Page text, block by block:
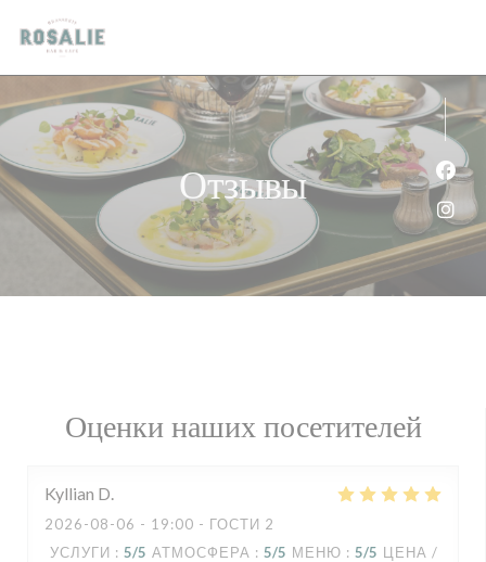
Панель управления cookies
Отзывы
Оценки наших посетителей
Kyllian D
2026-08-06 - 19:00 - ГОСТИ 2
УСЛУГИ : 5/5 АТМОСФЕРА : 5/5 МЕНЮ : 5/5 ЦЕНА /